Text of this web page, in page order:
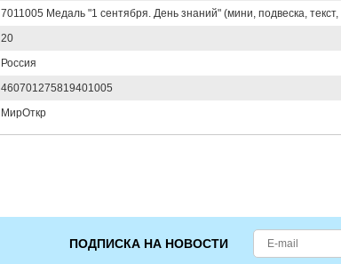
7011005 Медаль "1 сентября. День знаний" (мини, подвеска,
20
Россия
460701275819401005
МирОткр
ПОДПИСКА НА НОВОСТИ